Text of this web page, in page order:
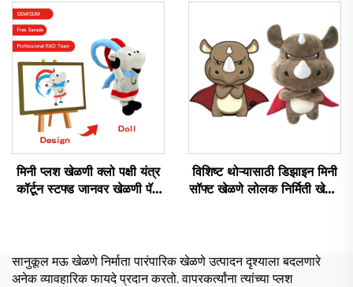
खेळणे
मिनी प्लश खेळणी क्लो पक्षी यंत्र
कॉर्टून स्टफ्ड जानवर खेळणी पॅज
विशिष्ट थोऱ्यासाठी डिझाइन मिनी
सॉफ्ट खेळणे लोलक निर्मिती खेळणे
सानुकूल मऊ खेळणे निर्माता पारंपारिक खेळणे उत्पादन दृश्याला बदलणारे
अनेक व्यावहारिक फायदे प्रदान करतो. वापरकर्त्यांना त्यांच्या प्लश